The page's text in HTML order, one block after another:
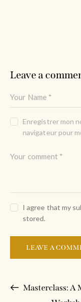
Leave a
Enregistrer mon
navigateur pour
I agree that my
stored.
Masterclass: A